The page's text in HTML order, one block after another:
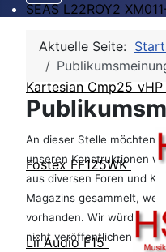
SEAS L22ROY2
Kartesian Cmp25_vHP
Fostex FF125WK
Lii Audio F15
Aktuelle Seite:
An dieser Stelle möchten
unseren Konstruktionen
aus diversen Foren und
Magazins gesammelt,
vorhanden. Wir würden
nicht veröffentlichen